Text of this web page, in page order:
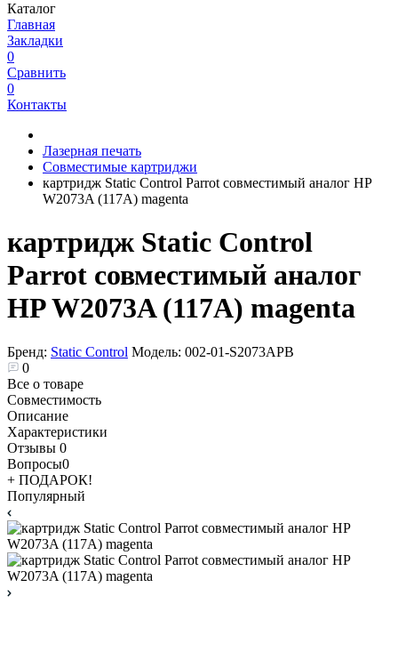
Каталог
Главная
Закладки
0
Сравнить
0
Контакты
Лазерная печать
Совместимые картриджи
картридж Static Control Parrot совместимый аналог HP
W2073A (117A) magenta
картридж Static Control
Parrot совместимый аналог
HP W2073A (117A) magenta
Бренд: Static Control Модель: 002-01-S2073APB
0
Все о товаре
Совместимость
Описание
Характеристики
Отзывы 0
Вопросы0
+ ПОДАРОК!
Популярный